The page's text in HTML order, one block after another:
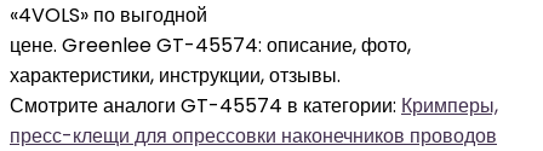
«4VOLS» по выгодной
цене. Greenlee GT-45574: описание, фото,
характеристики, инструкции, отзывы.
Смотрите аналоги GT-45574 в категории: Кримперы,
пресс-клещи для опрессовки наконечников проводов